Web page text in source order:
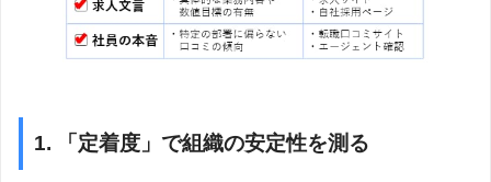
1. 「定着度」で組織の安定性を測る